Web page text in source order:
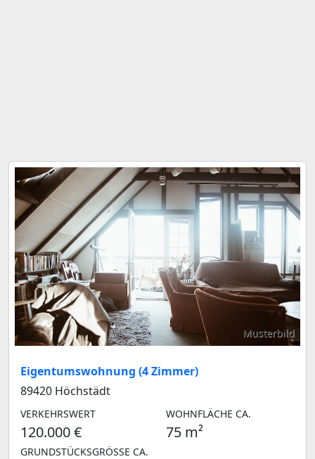
Musterbild
Eigentumswohnung (4 Zimmer)
89420 Höchstädt
VERKEHRSWERT
120.000 €
WOHNFLÄCHE CA.
75 m²
GRUNDSTÜCKSGRÖSSE CA.